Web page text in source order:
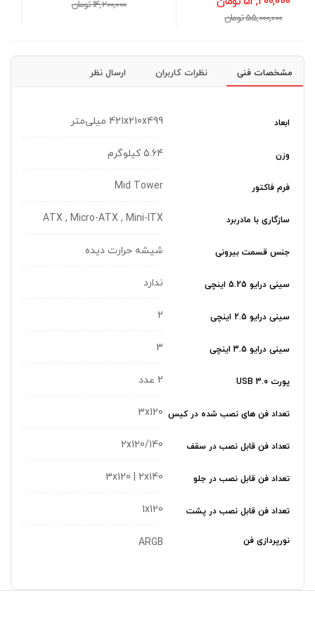
14,200,000 تومان
مشخصات فنی نظرات کاربران ارسال نظر
ابعاد 421x210x499 میلی‌متر
وزن 5.64 کیلوگرم
فرم فاکتور Mid Tower
سازگاری با مادربرد ATX , Micro-ATX , Mini-ITX
جنس قسمت بیرونی شیشه حرارت دیده
سینی درایو 5.25 اینچی ندارد
سینی درایو 2.5 اینچی 2
سینی درایو 3.5 اینچی 3
پورت USB 3.0 2 عدد
تعداد فن های نصب شده در کیس 3x120
تعداد فن قابل نصب در سقف 2x120/140
تعداد فن قابل نصب در جلو 3x120 | 2x140
تعداد فن قابل نصب در پشت 1x120
نورپردازی فن ARGB